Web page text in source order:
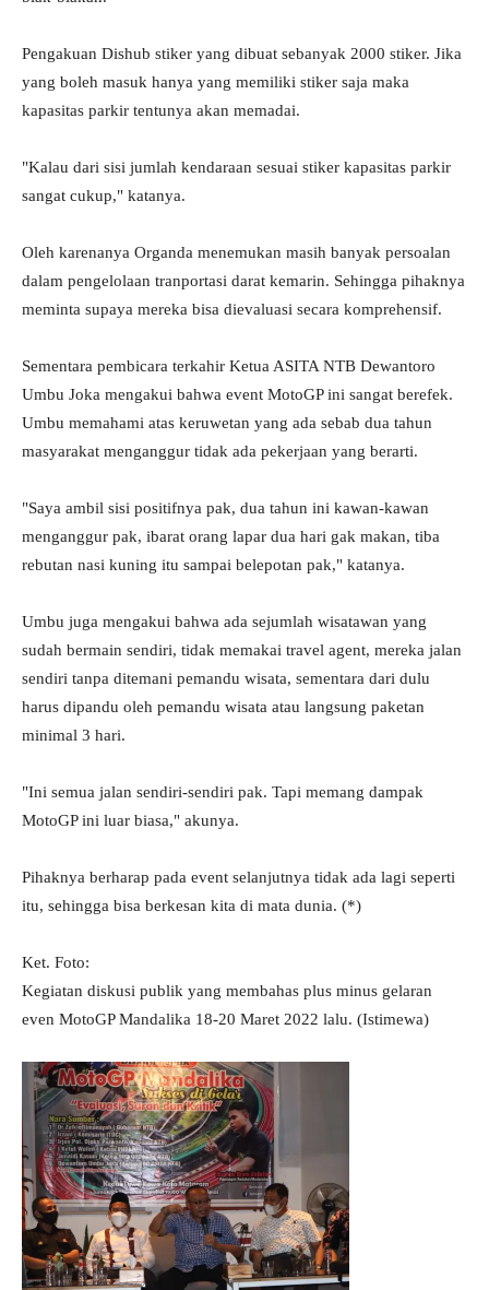
Pengakuan Dishub stiker yang dibuat sebanyak 2000 stiker. Jika
yang boleh masuk hanya yang memiliki stiker saja maka
kapasitas parkir tentunya akan memadai.
"Kalau dari sisi jumlah kendaraan sesuai stiker kapasitas parkir
sangat cukup," katanya.
Oleh karenanya Organda menemukan masih banyak persoalan
dalam pengelolaan tranportasi darat kemarin. Sehingga pihaknya
meminta supaya mereka bisa dievaluasi secara komprehensif.
Sementara pembicara terkahir Ketua ASITA NTB Dewantoro
Umbu Joka mengakui bahwa event MotoGP ini sangat berefek.
Umbu memahami atas keruwetan yang ada sebab dua tahun
masyarakat menganggur tidak ada pekerjaan yang berarti.
"Saya ambil sisi positifnya pak, dua tahun ini kawan-kawan
menganggur pak, ibarat orang lapar dua hari gak makan, tiba
rebutan nasi kuning itu sampai belepotan pak," katanya.
Umbu juga mengakui bahwa ada sejumlah wisatawan yang
sudah bermain sendiri, tidak memakai travel agent, mereka jalan
sendiri tanpa ditemani pemandu wisata, sementara dari dulu
harus dipandu oleh pemandu wisata atau langsung paketan
minimal 3 hari.
"Ini semua jalan sendiri-sendiri pak. Tapi memang dampak
MotoGP ini luar biasa," akunya.
Pihaknya berharap pada event selanjutnya tidak ada lagi seperti
itu, sehingga bisa berkesan kita di mata dunia. (*)
Ket. Foto:
Kegiatan diskusi publik yang membahas plus minus gelaran
even MotoGP Mandalika 18-20 Maret 2022 lalu. (Istimewa)